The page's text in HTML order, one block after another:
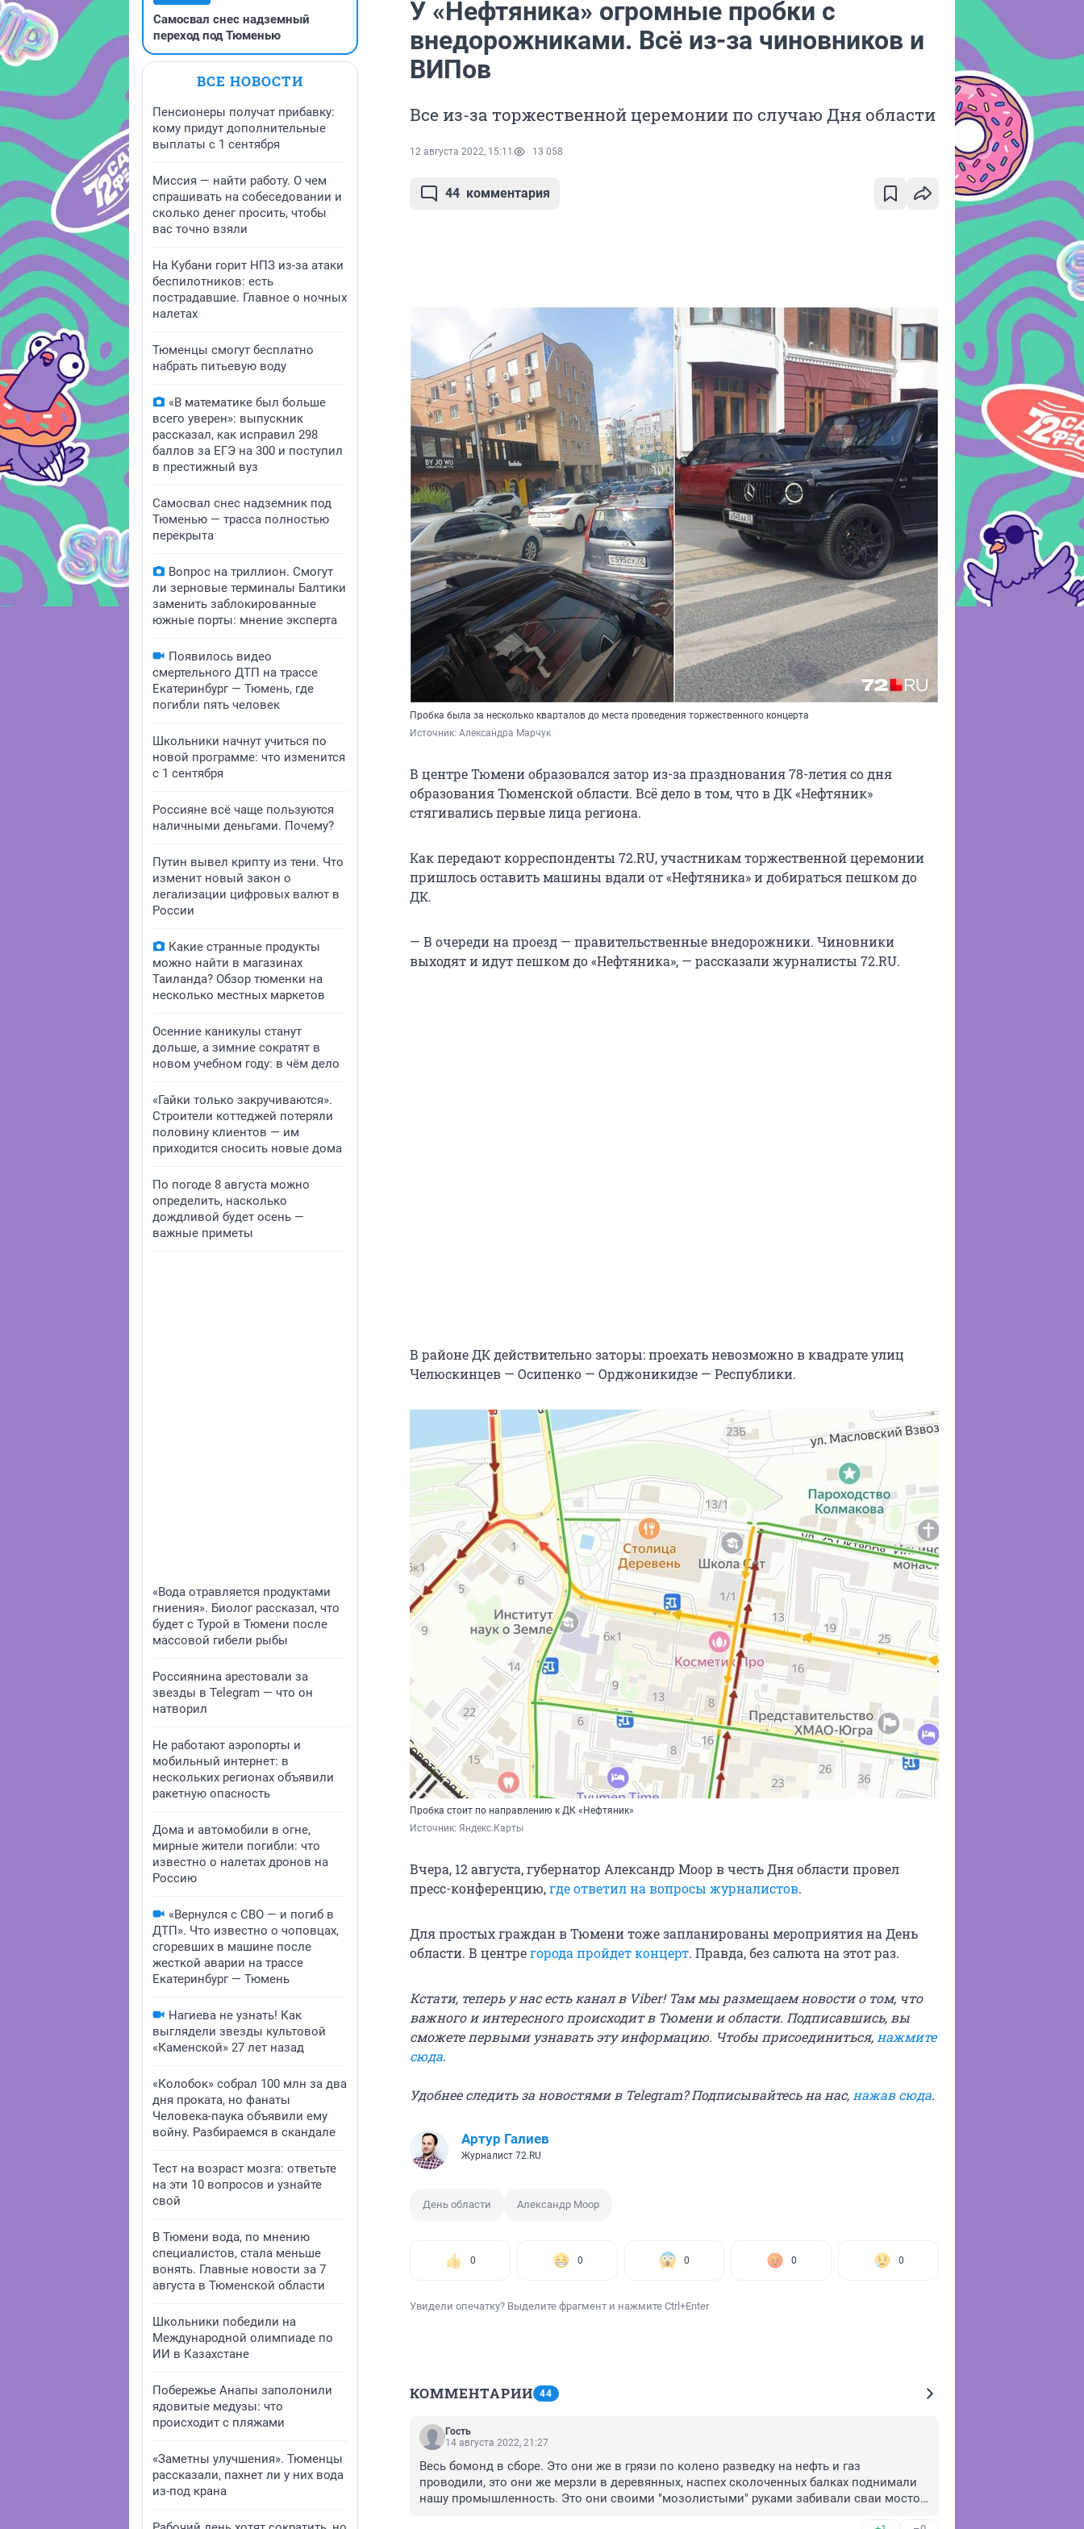
Самосвал снес надземный
переход под Тюменью
ВСЕ НОВОСТИ
Пенсионеры получат прибавку:
кому придут дополнительные
выплаты с 1 сентября
Миссия — найти работу. О чем
спрашивать на собеседовании и
сколько денег просить, чтобы
вас точно взяли
На Кубани горит НПЗ из-за атаки
беспилотников: есть
пострадавшие. Главное о ночных
налетах
Тюменцы смогут бесплатно
набрать питьевую воду
«В математике был больше
всего уверен»: выпускник
рассказал, как исправил 298
баллов за ЕГЭ на 300 и поступил
в престижный вуз
Самосвал снес надземник под
Тюменью — трасса полностью
перекрыта
Вопрос на триллион. Смогут
ли зерновые терминалы Балтики
заменить заблокированные
южные порты: мнение эксперта
Появилось видео
смертельного ДТП на трассе
Екатеринбург — Тюмень, где
погибли пять человек
Школьники начнут учиться по
новой программе: что изменится
с 1 сентября
Россияне всё чаще пользуются
наличными деньгами. Почему?
Путин вывел крипту из тени. Что
изменит новый закон о
легализации цифровых валют в
России
Какие странные продукты
можно найти в магазинах
Таиланда? Обзор тюменки на
несколько местных маркетов
Осенние каникулы станут
дольше, а зимние сократят в
новом учебном году: в чём дело
«Гайки только закручиваются».
Строители коттеджей потеряли
половину клиентов — им
приходится сносить новые дома
По погоде 8 августа можно
определить, насколько
дождливой будет осень —
важные приметы
«Вода отравляется продуктами
гниения». Биолог рассказал, что
будет с Турой в Тюмени после
массовой гибели рыбы
Россиянина арестовали за
звезды в Telegram — что он
натворил
Не работают аэропорты и
мобильный интернет: в
нескольких регионах объявили
ракетную опасность
Дома и автомобили в огне,
мирные жители погибли: что
известно о налетах дронов на
Россию
«Вернулся с СВО — и погиб в
ДТП». Что известно о чоповцах,
сгоревших в машине после
жесткой аварии на трассе
Екатеринбург — Тюмень
Нагиева не узнать! Как
выглядели звезды культовой
«Каменской» 27 лет назад
«Колобок» собрал 100 млн за два
дня проката, но фанаты
Человека-паука объявили ему
войну. Разбираемся в скандале
Тест на возраст мозга: ответьте
на эти 10 вопросов и узнайте
свой
В Тюмени вода, по мнению
специалистов, стала меньше
вонять. Главные новости за 7
августа в Тюменской области
Школьники победили на
Международной олимпиаде по
ИИ в Казахстане
Побережье Анапы заполонили
ядовитые медузы: что
происходит с пляжами
«Заметны улучшения». Тюменцы
рассказали, пахнет ли у них вода
из-под крана
У «Нефтяника» огромные пробки с
внедорожниками. Всё из-за чиновников и
ВИПов
Все из-за торжественной церемонии по случаю Дня области
12 августа 2022, 15:11 13 058
44 комментария
Пробка была за несколько кварталов до места проведения торжественного концерта
Источник: Александра Марчук
В центре Тюмени образовался затор из-за празднования 78-летия со дня
образования Тюменской области. Всё дело в том, что в ДК «Нефтяник»
стягивались первые лица региона.
Как передают корреспонденты 72.RU, участникам торжественной церемонии
пришлось оставить машины вдали от «Нефтяника» и добираться пешком до
ДК.
— В очереди на проезд — правительственные внедорожники. Чиновники
выходят и идут пешком до «Нефтяника», — рассказали журналисты 72.RU.
В районе ДК действительно заторы: проехать невозможно в квадрате улиц
Челюскинцев — Осипенко — Орджоникидзе — Республики.
Пробка стоит по направлению к ДК «Нефтяник»
Источник: Яндекс.Карты
Вчера, 12 августа, губернатор Александр Моор в честь Дня области провел
пресс-конференцию,где ответил на вопросы журналистов.
Для простых граждан в Тюмени тоже запланированы мероприятия на День
области. В центрегорода пройдет концерт. Правда, без салюта на этот раз.
Кстати, теперь у нас есть канал в Viber! Там мы размещаем новости о том, что
важного и интересного происходит в Тюмени и области. Подписавшись, вы
сможете первыми узнавать эту информацию. Чтобы присоединиться, нажмите
сюда.
Удобнее следить за новостями в Telegram? Подписывайтесь на нас, нажав сюда.
Артур Галиев
Журналист 72.RU
День области Александр Моор
0 0 0 0 0
Увидели опечатку? Выделите фрагмент и нажмите Ctrl+Enter
КОММЕНТАРИИ 44
Гость
14 августа 2022, 21:27
Весь бомонд в сборе. Это они же в грязи по колено разведку на нефть и газ
проводили, это они же мерзли в деревянных, наспех сколоченных балках поднимали
нашу промышленность. Это они своими "мозолистыми" руками забивали сваи мостов